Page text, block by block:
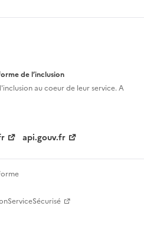
de l’inclusion
aucoeur de leur service. A
api.gouv.fr